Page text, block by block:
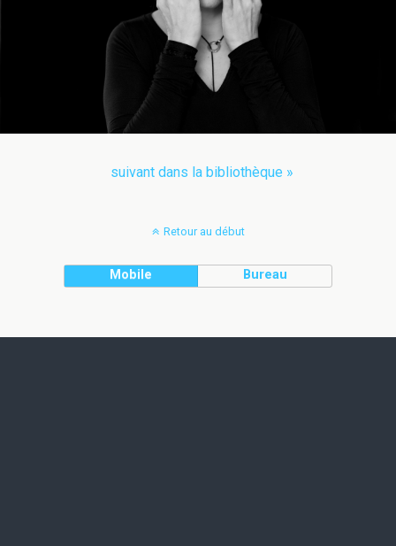
suivant dans la bibliothèque »
Retour au début
Mobile Bureau